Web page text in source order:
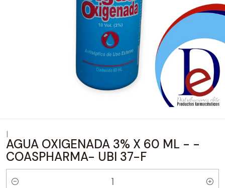
AGUA OXIGENADA 3% X 60 ML - -
COASPHARMA- UBI 37-F